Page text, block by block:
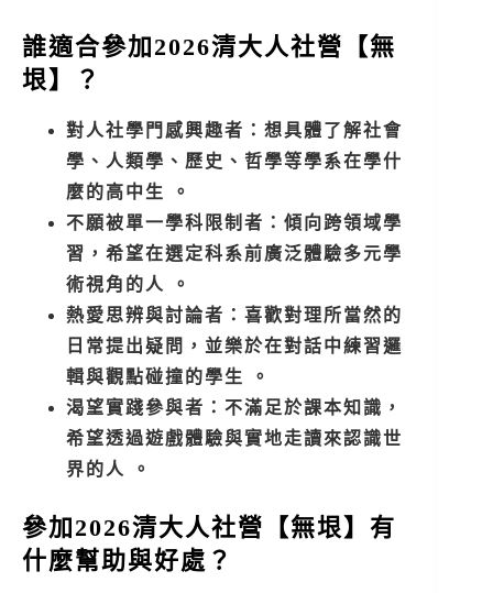
誰適合參加2026清大人社營【無
垠】？
對人社學門感興趣者：想具體了解社會
學、人類學、歷史、哲學等學系在學什
麼的高中生 。
不願被單一學科限制者：傾向跨領域學
習，希望在選定科系前廣泛體驗多元學
術視角的人 。
熱愛思辨與討論者：喜歡對理所當然的
日常提出疑問，並樂於在對話中練習邏
輯與觀點碰撞的學生 。
渴望實踐參與者：不滿足於課本知識，
希望透過遊戲體驗與實地走讀來認識世
界的人 。
參加2026清大人社營【無垠】有
什麼幫助與好處？